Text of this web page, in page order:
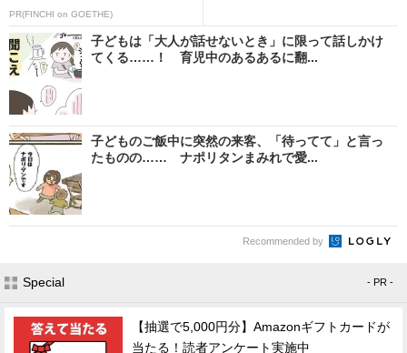
PR(FINCHI on GOETHE)
子どもは「大人が話せないとき」に限って話しかけ
てくる……！ 育児中のあるあるに翻...
子どものご飯中に突然の来客、「待ってて」と言っ
たものの…… ナポリタンまみれで愛...
Recommended by
Special - PR -
【抽選で5,000円分】Amazonギフトカードが
当たる！読者アンケート実施中